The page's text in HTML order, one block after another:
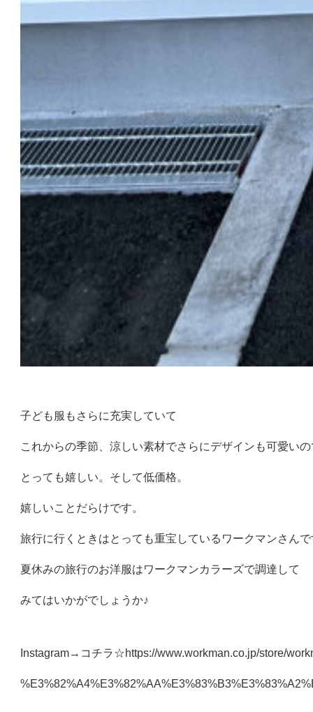
子ども服もさらに充実していて
これからの季節、涼しい素材でさらにデザインも可愛い
とっても嬉しい。そして低価格。
嬉しいことだらけです。
旅行に行くときはとっても重宝しているワークマンさん
夏休みの旅行のお洋服はワークマンカラーズで調達して
みてはいかがでしょうか♪
Instagram→ コチラ☆https://www.workman.co.jp/store/